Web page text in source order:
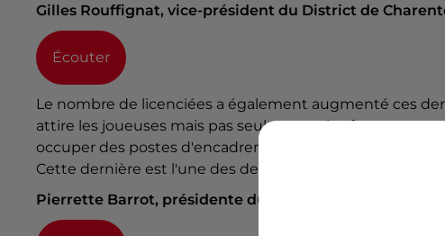
Gilles Rouffignat, vice-président du District de
Écouter
Le nombre de licenciées a également augmenté ces
attire les joueuses mais pas seulement : les femmes
occuper des postes d'encadrement, explique Pierrette
Cette dernière est l'une des deux seules femmes à
Pierrette Barrot, présidente du District de Charente-